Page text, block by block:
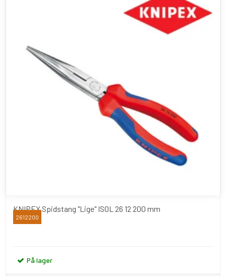
KNIPEX Spidstang "Lige" ISOL 26 12 200 mm
Knipex
2612200
På lager